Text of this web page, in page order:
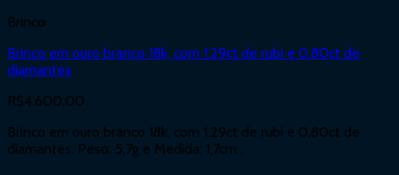
Brinco
Brinco em ouro branco 18k, com 1.29ct de rubi e 0.80ct de
diamantes
R$4.600,00
Brinco em ouro branco 18k, com 1.29ct de rubi e 0.80ct de
diamantes. Peso: 5,7g e Medida: 1,7cm .